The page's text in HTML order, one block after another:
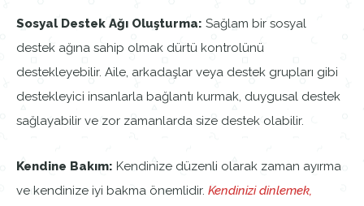
Sosyal Destek Ağı Oluşturma: Sağlam bir sosyal
destek ağına sahip olmak dürtü kontrolünü
destekleyebilir. Aile, arkadaşlar veya destek grupları gibi
destekleyici insanlarla bağlantı kurmak, duygusal destek
sağlayabilir ve zor zamanlarda size destek olabilir.
Kendine Bakım: Kendinize düzenli olarak zaman ayırma
ve kendinize iyi bakma önemlidir. Kendinizi dinlemek,